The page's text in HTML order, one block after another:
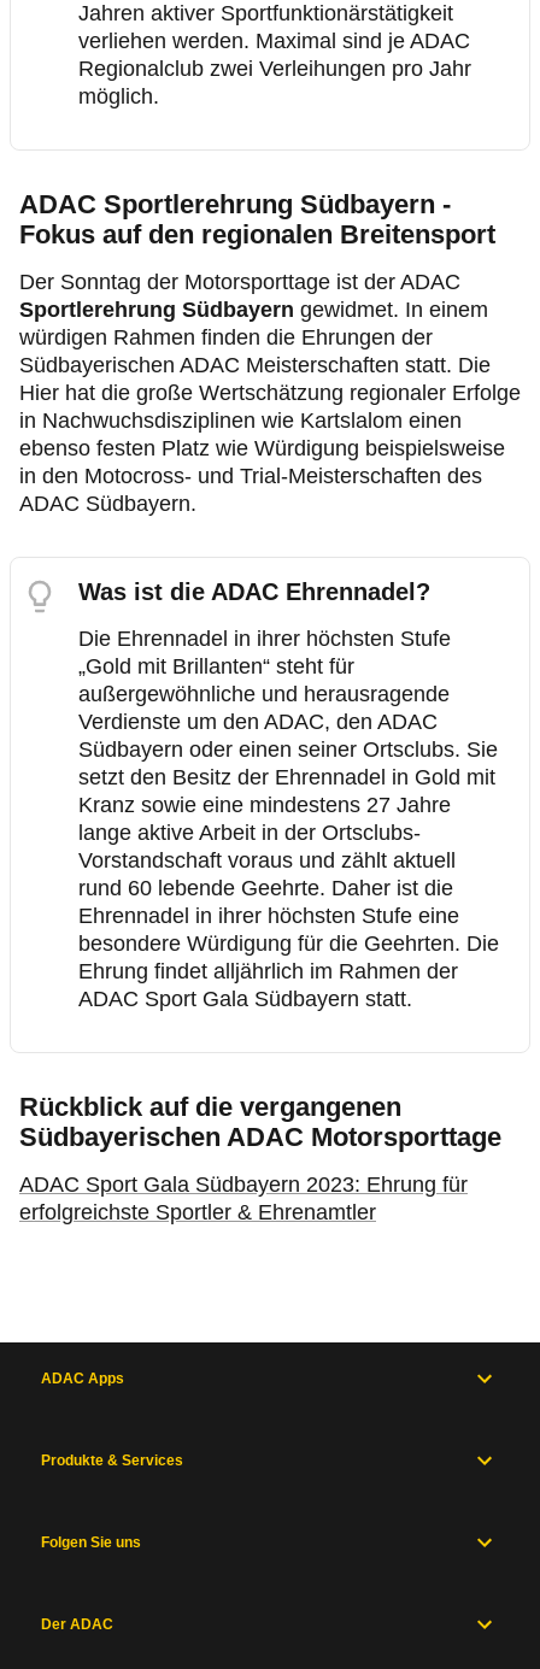
Jahren aktiver Sportfunktionärstätigkeit
verliehen werden. Maximal sind je ADAC
Regionalclub zwei Verleihungen pro Jahr
möglich.
ADAC Sportlerehrung Südbayern -
Fokus auf den regionalen Breitensport
Der Sonntag der Motorsporttage ist der ADAC
Sportlerehrung Südbayern gewidmet. In einem
würdigen Rahmen finden die Ehrungen der
Südbayerischen ADAC Meisterschaften statt. Die
Hier hat die große Wertschätzung regionaler Erfolge
in Nachwuchsdisziplinen wie Kartslalom einen
ebenso festen Platz wie Würdigung beispielsweise
in den Motocross- und Trial-Meisterschaften des
ADAC Südbayern.
Was ist die ADAC Ehrennadel?
Die Ehrennadel in ihrer höchsten Stufe
„Gold mit Brillanten“ steht für
außergewöhnliche und herausragende
Verdienste um den ADAC, den ADAC
Südbayern oder einen seiner Ortsclubs. Sie
setzt den Besitz der Ehrennadel in Gold mit
Kranz sowie eine mindestens 27 Jahre
lange aktive Arbeit in der Ortsclubs-
Vorstandschaft voraus und zählt aktuell
rund 60 lebende Geehrte. Daher ist die
Ehrennadel in ihrer höchsten Stufe eine
besondere Würdigung für die Geehrten. Die
Ehrung findet alljährlich im Rahmen der
ADAC Sport Gala Südbayern statt.
Rückblick auf die vergangenen
Südbayerischen ADAC Motorsporttage
ADAC Sport Gala Südbayern 2023: Ehrung für
erfolgreichste Sportler & Ehrenamtler
ADAC Apps
Produkte & Services
Folgen Sie uns
Der ADAC